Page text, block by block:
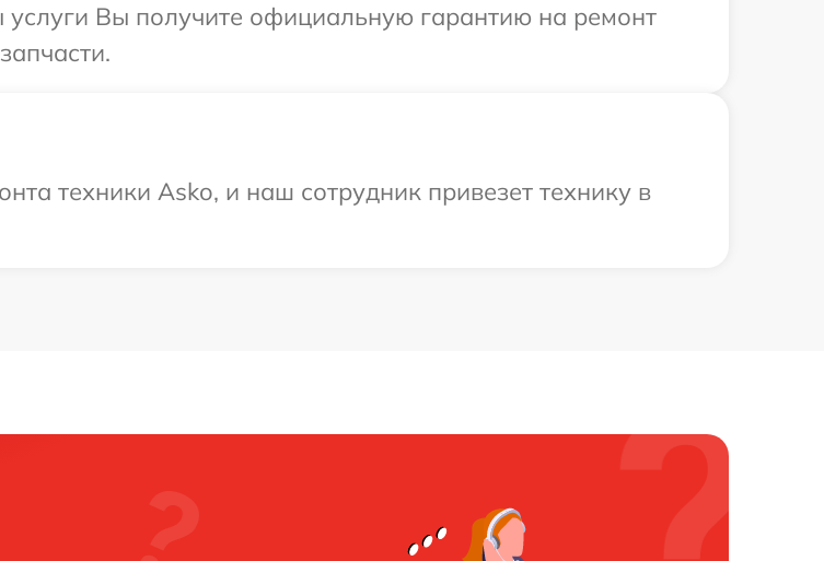
услуги Вы получите официальную гарантию на ремонт
техники Asko, и наш сотрудник привезет технику в